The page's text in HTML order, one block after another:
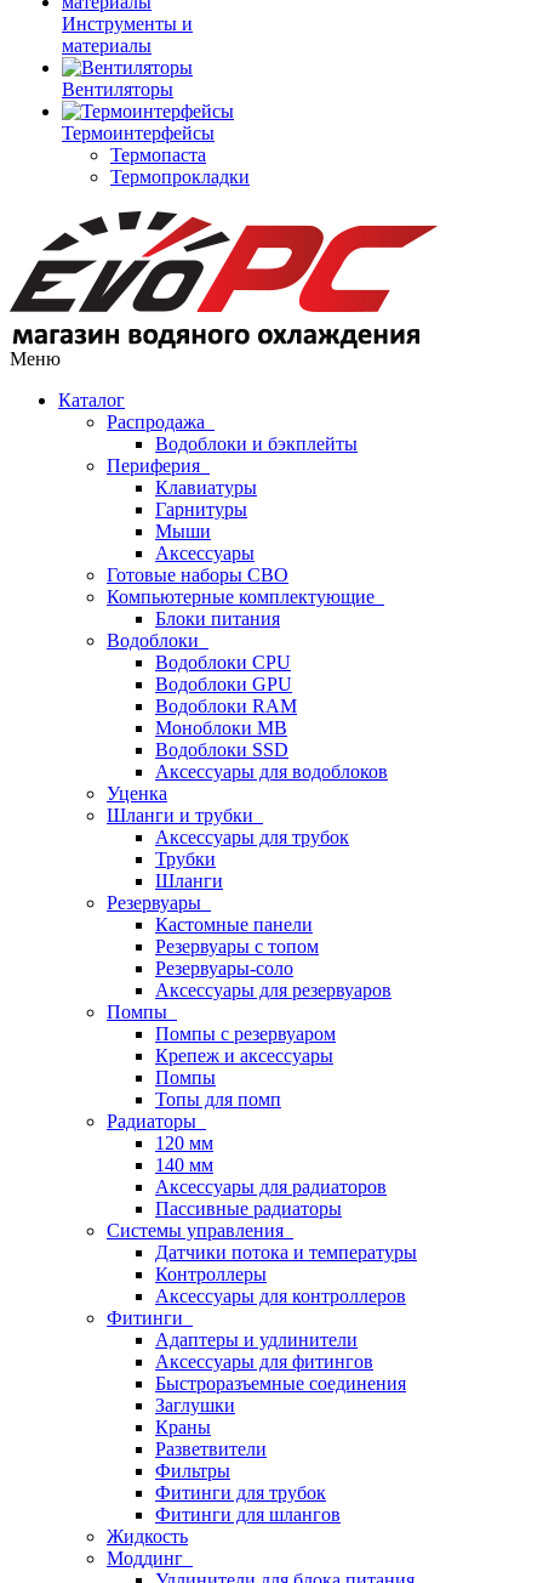
Инструменты и
материалы
Вентиляторы
Термоинтерфейсы
Термопаста
Термопрокладки
Меню
Каталог
Распродажа
Водоблоки и бэкплейты
Периферия
Клавиатуры
Гарнитуры
Мыши
Аксессуары
Готовые наборы СВО
Компьютерные комплектующие
Блоки питания
Водоблоки
Водоблоки CPU
Водоблоки GPU
Водоблоки RAM
Моноблоки MB
Водоблоки SSD
Аксессуары для водоблоков
Уценка
Шланги и трубки
Аксессуары для трубок
Трубки
Шланги
Резервуары
Кастомные панели
Резервуары с топом
Резервуары-соло
Аксессуары для резервуаров
Помпы
Помпы с резервуаром
Крепеж и аксессуары
Помпы
Топы для помп
Радиаторы
120 мм
140 мм
Аксессуары для радиаторов
Пассивные радиаторы
Системы управления
Датчики потока и температуры
Контроллеры
Аксессуары для контроллеров
Фитинги
Адаптеры и удлинители
Аксессуары для фитингов
Быстроразъемные соединения
Заглушки
Краны
Разветвители
Фильтры
Фитинги для трубок
Фитинги для шлангов
Жидкость
Моддинг